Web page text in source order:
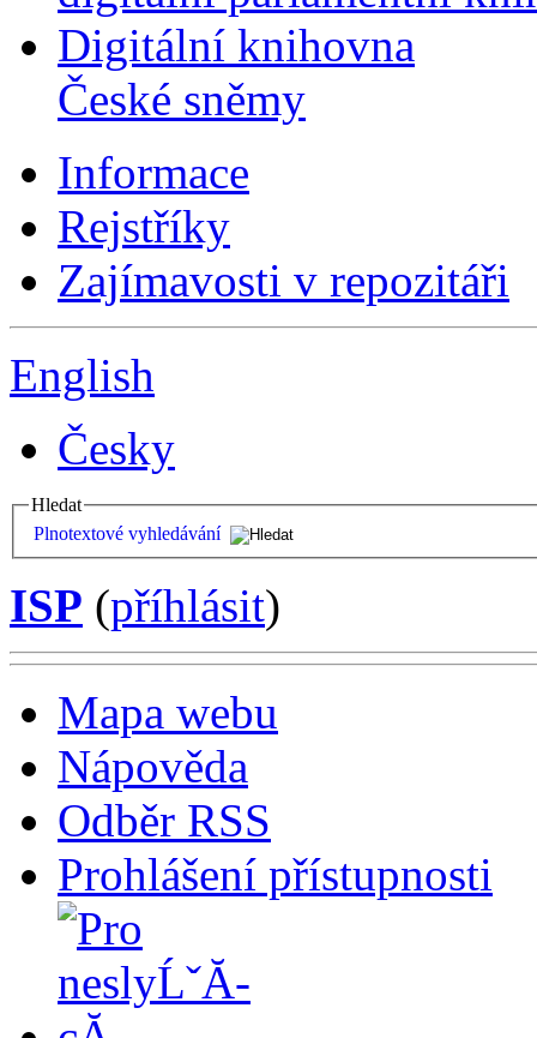
Digitální knihovna
České sněmy
Informace
Rejstříky
Zajímavosti v repozitáři
English
Česky
Hledat
Plnotextové vyhledávání
ISP (příhlásit)
Mapa webu
Nápověda
Odběr RSS
Prohlášení přístupnosti